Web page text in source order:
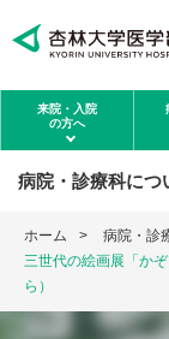
来院・入院
の方へ
病院・診療科につ
ホーム 病院・診
三世代の絵画展「か
ら）